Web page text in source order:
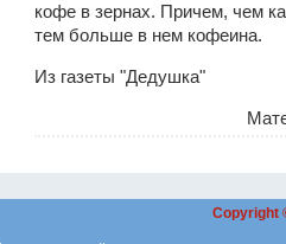
кофе в зернах. Причем, чем
тем больше в нем кофеина.
Из газеты "Дедушка"
Copyright